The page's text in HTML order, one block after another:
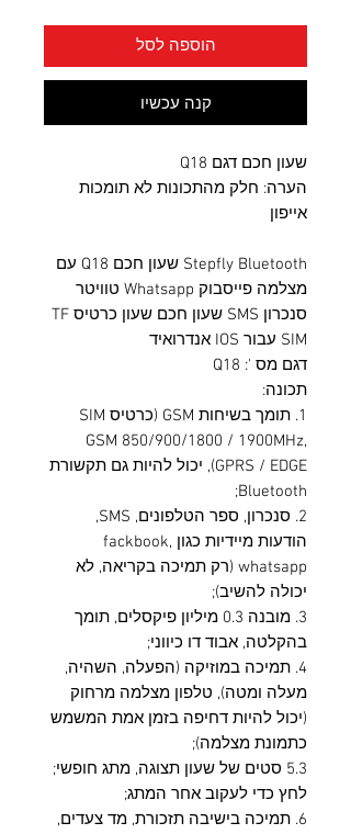
הוספה לסל
קנה עכשיו
שעון חכם דגם Q18
הערה: חלק מהתכונות לא תומכות
אייפון
Stepfly Bluetooth שעון חכם Q18 עם
מצלמה פייסבוק Whatsapp טוויטר
סנכרון SMS שעון חכם שעון כרטיס TF
SIM עבור IOS אנדרואיד
דגם מס ': Q18
תכונה:
1. תומך בשיחות GSM (כרטיס SIM
GSM 850/900/1800 / 1900MHz,
GPRS / EDGE), יכול להיות גם תקשורת
Bluetooth;
2. סנכרון, ספר הטלפונים, SMS,
הודעות מיידיות כגון fackbook,
whatsapp (רק תמיכה בקריאה, לא
יכולה להשיב);
3. מובנה 0.3 מיליון פיקסלים, תומך
בהקלטה, אבוד דו כיווני;
4. תמיכה במוזיקה (הפעלה, השהיה,
מעלה ומטה), טלפון מצלמה מרחוק
(יכול להיות דחיפה בזמן אמת המשמש
כתמונת מצלמה);
5.3 סטים של שעון תצוגה, מתג חופשי;
לחץ כדי לעקוב אחר המתג;
6. תמיכה בישיבה תזכורת, מד צעדים,